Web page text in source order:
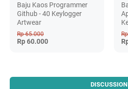
Baju Kaos Programmer
Github - 40 Keylogger
Artwear
Rp 65.000
Rp 60.000
DISCUSSION